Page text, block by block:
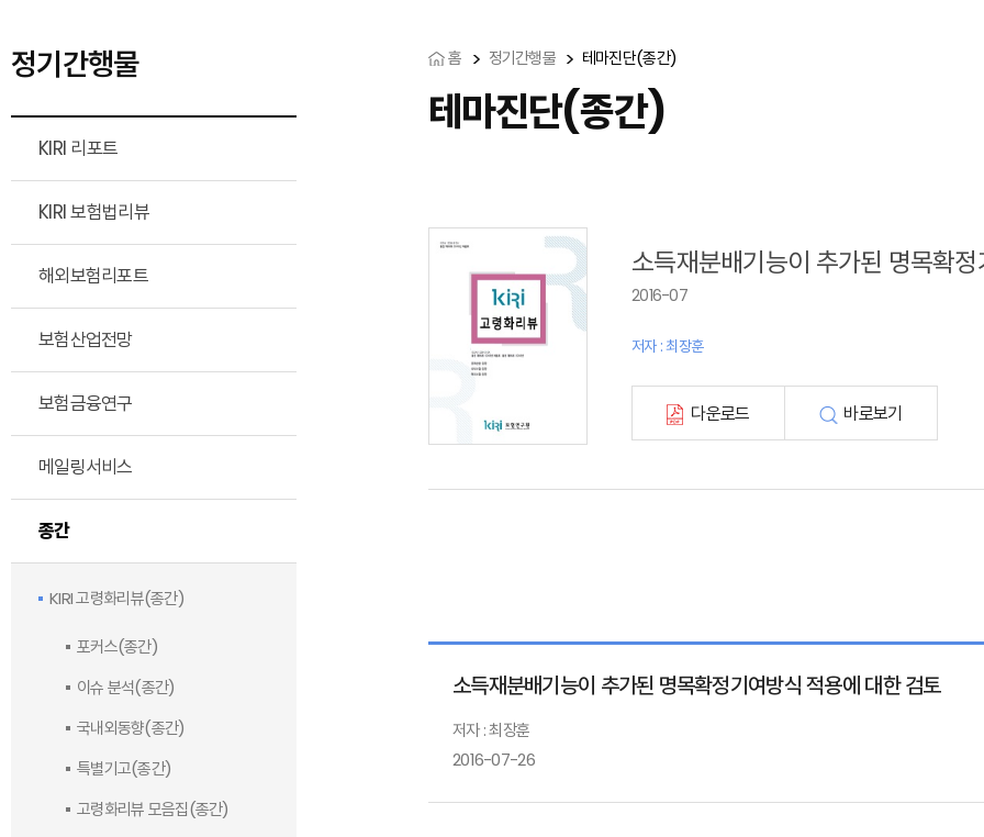
정기간행물
KIRI 리포트
KIRI 보험법리뷰
해외보험리포트
보험산업전망
보험금융연구
메일링서비스
종간
KIRI 고령화리뷰(종간)
포커스(종간)
이슈 분석(종간)
국내외동향(종간)
특별기고(종간)
고령화리뷰 모음집(종간)
홈 정기간행물 테마진단(종간)
테마진단(종간)
소득재분배기능이 추가된 명목확
2016-07
저자 : 최장훈
다운로드 바로보기
소득재분배기능이 추가된 명목확정기여방식 적용에 대한 검토
저자 : 최장훈
2016-07-26